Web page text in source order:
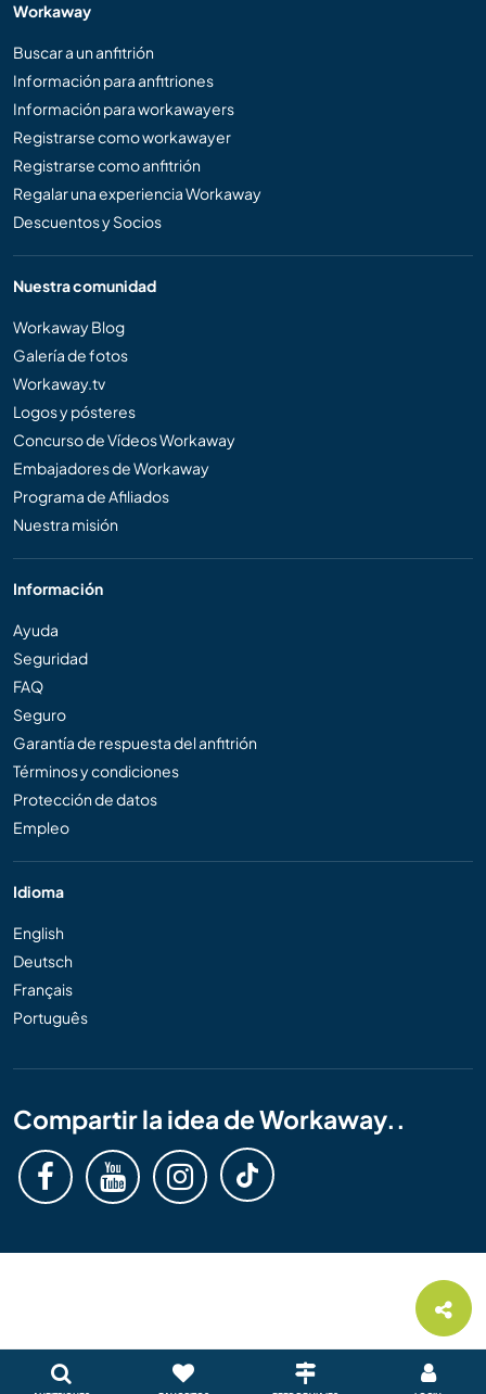
Workaway
Buscar a un anfitrión
Información para anfitriones
Información para workawayers
Registrarse como workawayer
Registrarse como anfitrión
Regalar una experiencia Workaway
Descuentos y Socios
Nuestra comunidad
Workaway Blog
Galería de fotos
Workaway.tv
Logos y pósteres
Concurso de Vídeos Workaway
Embajadores de Workaway
Programa de Afiliados
Nuestra misión
Información
Ayuda
Seguridad
FAQ
Seguro
Garantía de respuesta del anfitrión
Términos y condiciones
Protección de datos
Empleo
Idioma
English
Deutsch
Français
Português
Compartir la idea de Workaway..